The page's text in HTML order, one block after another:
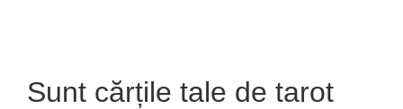
Sunt cărțile tale de tarot